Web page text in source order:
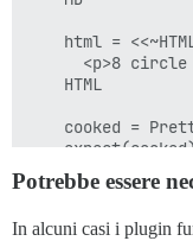
html =
<p>8 circle
    HTML
cooked =
  end
Potrebbe essere
In alcuni casi i plugin